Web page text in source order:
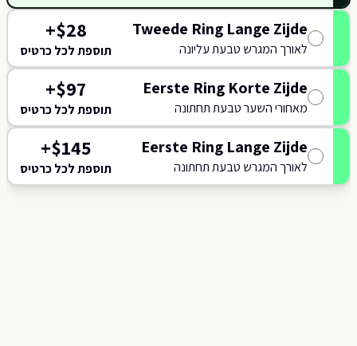
NORTH 114
115
413
414
816
415
Tweede Ring Lange Zijde
לאורך המגרש טבעת עליונה
$28
+
תוספת לכל כרטיס
Eerste Ring Korte Zijde
מאחורי השער טבעת תחתונה
$97
+
תוספת לכל כרטיס
Eerste Ring Lange Zijde
לאורך המגרש טבעת תחתונה
$145
+
תוספת לכל כרטיס